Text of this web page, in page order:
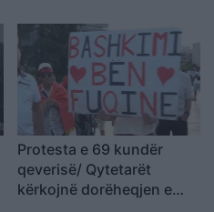
Protesta e 69 kundër
qeverisë/ Qytetarët
kërkojnë dorëheqjen e